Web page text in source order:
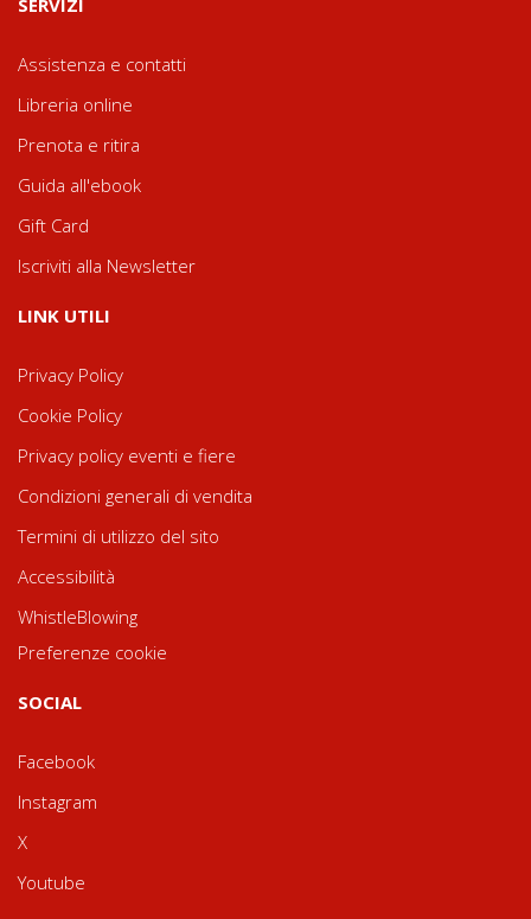
Assistenza e contatti
Libreria online
Prenota e ritira
Guida all'ebook
Gift Card
Iscriviti alla Newsletter
LINK UTILI
Privacy Policy
Cookie Policy
Privacy policy eventi e fiere
Condizioni generali di vendita
Termini di utilizzo del sito
Accessibilità
WhistleBlowing
Preferenze cookie
SOCIAL
Facebook
Instagram
X
Youtube